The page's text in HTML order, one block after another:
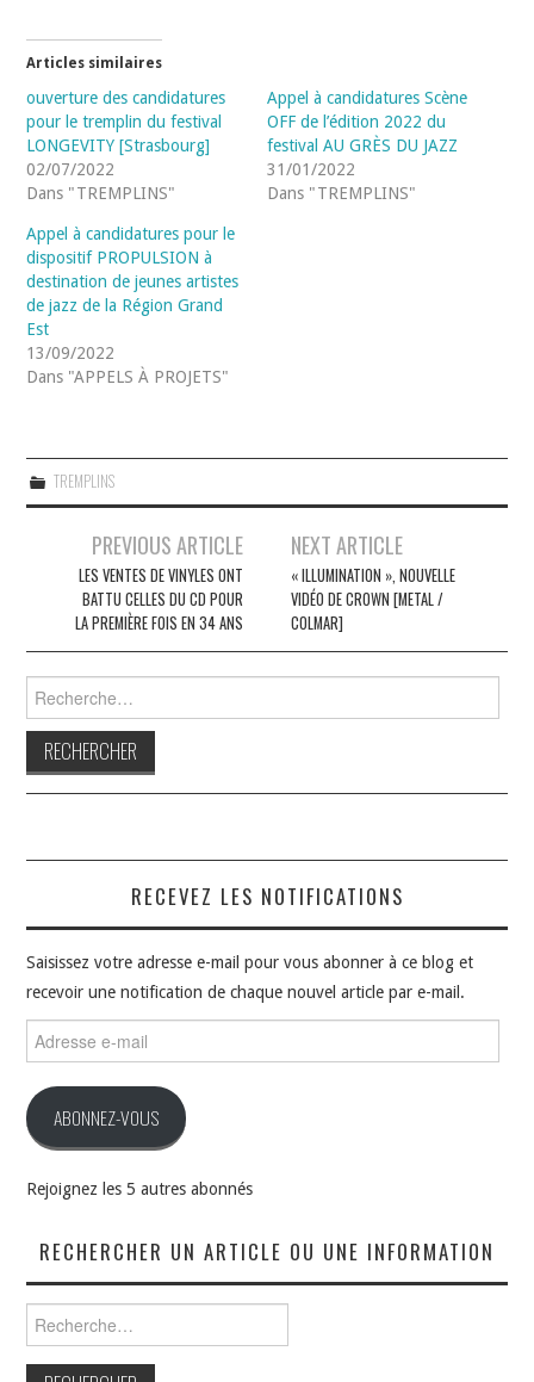
Articles similaires
ouverture des candidatures
pour le tremplin du festival
LONGEVITY [Strasbourg]
02/07/2022
Dans "TREMPLINS"
Appel à candidatures Scène
OFF de l’édition 2022 du
festival AU GRÈS DU JAZZ
31/01/2022
Dans "TREMPLINS"
Appel à candidatures pour le
dispositif PROPULSION à
destination de jeunes artistes
de jazz de la Région Grand
Est
13/09/2022
Dans "APPELS À PROJETS"
TREMPLINS
Navigation
articles
PREVIOUS ARTICLE
LES VENTES DE VINYLES ONT
BATTU CELLES DU CD POUR
LA PREMIÈRE FOIS EN 34 ANS
NEXT ARTICLE
« ILLUMINATION », NOUVELLE
VIDÉO DE CROWN [METAL /
COLMAR]
Rechercher :
RECEVEZ LES NOTIFICATIONS
Saisissez votre adresse e-mail pour vous abonner à ce blog et
recevoir une notification de chaque nouvel article par e-mail.
Adresse
e-
ABONNEZ-VOUS
Rejoignez les 5 autres abonnés
RECHERCHER UN ARTICLE OU UNE INFORMATION
Rechercher :